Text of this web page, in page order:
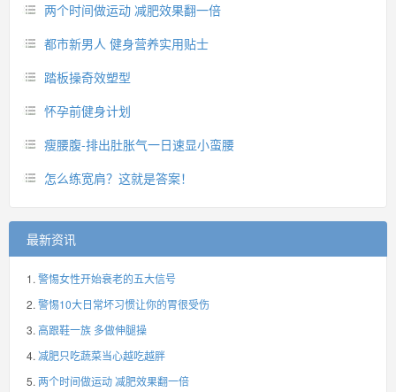
两个时间做运动 减肥效果翻一倍
都市新男人 健身营养实用贴士
踏板操奇效塑型
怀孕前健身计划
瘦腰腹-排出肚胀气一日速显小蛮腰
怎么练宽肩？这就是答案！
最新资讯
警惕女性开始衰老的五大信号
警惕10大日常坏习惯让你的胃很受伤
高跟鞋一族 多做伸腿操
减肥只吃蔬菜当心越吃越胖
两个时间做运动 减肥效果翻一倍